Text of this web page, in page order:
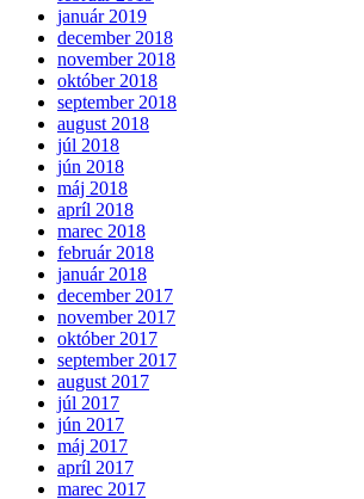
január 2019
december 2018
november 2018
október 2018
september 2018
august 2018
júl 2018
jún 2018
máj 2018
apríl 2018
marec 2018
február 2018
január 2018
december 2017
november 2017
október 2017
september 2017
august 2017
júl 2017
jún 2017
máj 2017
apríl 2017
marec 2017